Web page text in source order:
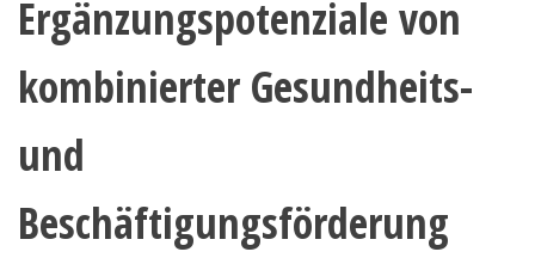
Ergänzungspotenziale von
kombinierter Gesundheits-
und
Beschäftigungsförderung